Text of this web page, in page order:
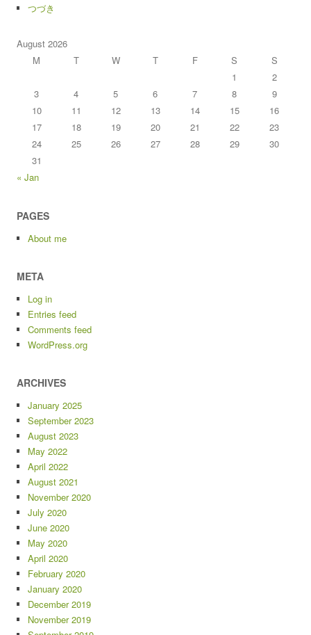
つづき
August 2026
M
T W T F S
S
1
2
3
4 5 6 7 8
9
10
11 12 13 14 15
16
17
18 19 20 21 22
23
24
25 26 27 28 29
30
31
« Jan
PAGES
About me
META
Log in
Entries feed
Comments feed
WordPress.org
ARCHIVES
January 2025
September 2023
August 2023
May 2022
April 2022
August 2021
November 2020
July 2020
June 2020
May 2020
April 2020
February 2020
January 2020
December 2019
November 2019